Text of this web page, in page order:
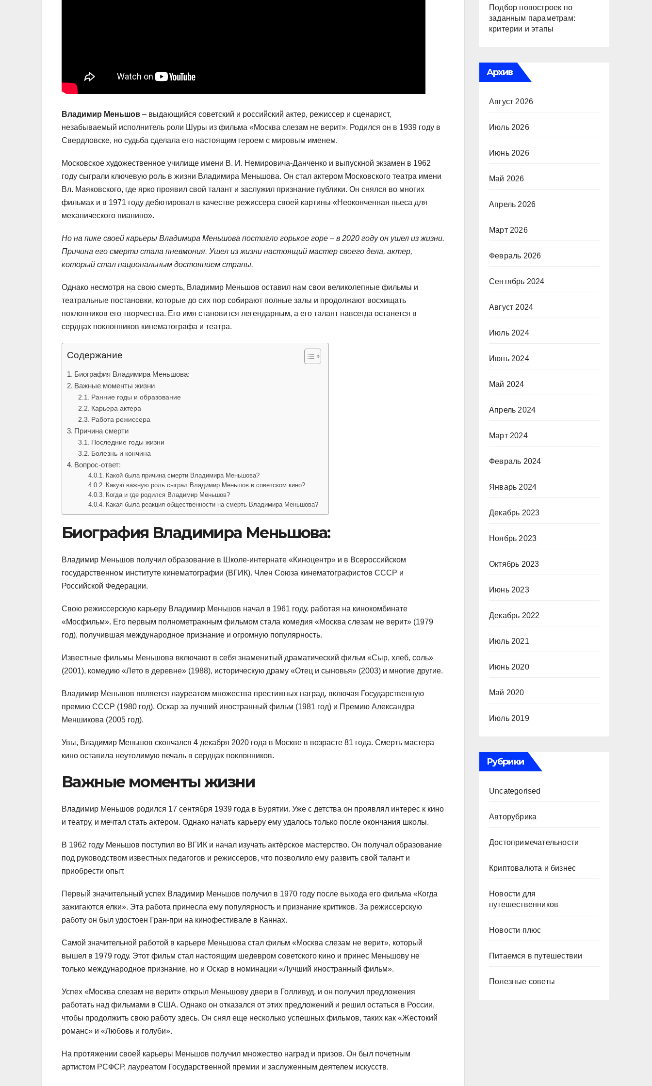
Владимир Меньшов – выдающийся советский и российский актер, режиссер и сценарист,
незабываемый исполнитель роли Шуры из фильма «Москва слезам не верит». Родился он в 1939 году в
Свердловске, но судьба сделала его настоящим героем с мировым именем.
Московское художественное училище имени В. И. Немировича-Данченко и выпускной экзамен в 1962
году сыграли ключевую роль в жизни Владимира Меньшова. Он стал актером Московского театра имени
Вл. Маяковского, где ярко проявил свой талант и заслужил признание публики. Он снялся во многих
фильмах и в 1971 году дебютировал в качестве режиссера своей картины «Неоконченная пьеса для
механического пианино».
Но на пике своей карьеры Владимира Меньшова постигло горькое горе – в 2020 году он ушел из жизни.
Причина его смерти стала пневмония. Ушел из жизни настоящий мастер своего дела, актер,
который стал национальным достоянием страны.
Однако несмотря на свою смерть, Владимир Меньшов оставил нам свои великолепные фильмы и
театральные постановки, которые до сих пор собирают полные залы и продолжают восхищать
поклонников его творчества. Его имя становится легендарным, а его талант навсегда останется в
сердцах поклонников кинематографа и театра.
Содержание
Биография Владимира Меньшова:
Важные моменты жизни
Ранние годы и образование
Карьера актера
Работа режиссера
Причина смерти
Последние годы жизни
Болезнь и кончина
Вопрос-ответ:
Какой была причина смерти Владимира Меньшова?
Какую важную роль сыграл Владимир Меньшов в советском кино?
Когда и где родился Владимир Меньшов?
Какая была реакция общественности на смерть Владимира Меньшова?
Биография Владимира Меньшова:
Владимир Меньшов получил образование в Школе-интернате «Киноцентр» и в Всероссийском
государственном институте кинематографии (ВГИК). Член Союза кинематографистов СССР и
Российской Федерации.
Свою режиссерскую карьеру Владимир Меньшов начал в 1961 году, работая на кинокомбинате
«Мосфильм». Его первым полнометражным фильмом стала комедия «Москва слезам не верит» (1979
год), получившая международное признание и огромную популярность.
Известные фильмы Меньшова включают в себя знаменитый драматический фильм «Сыр, хлеб, соль»
(2001), комедию «Лето в деревне» (1988), историческую драму «Отец и сыновья» (2003) и многие другие.
Владимир Меньшов является лауреатом множества престижных наград, включая Государственную
премию СССР (1980 год), Оскар за лучший иностранный фильм (1981 год) и Премию Александра
Меншикова (2005 год).
Увы, Владимир Меньшов скончался 4 декабря 2020 года в Москве в возрасте 81 года. Смерть мастера
кино оставила неутолимую печаль в сердцах поклонников.
Важные моменты жизни
Владимир Меньшов родился 17 сентября 1939 года в Бурятии. Уже с детства он проявлял интерес к кино
и театру, и мечтал стать актером. Однако начать карьеру ему удалось только после окончания школы.
В 1962 году Меньшов поступил во ВГИК и начал изучать актёрское мастерство. Он получал образование
под руководством известных педагогов и режиссеров, что позволило ему развить свой талант и
приобрести опыт.
Первый значительный успех Владимир Меньшов получил в 1970 году после выхода его фильма «Когда
зажигаются елки». Эта работа принесла ему популярность и признание критиков. За режиссерскую
работу он был удостоен Гран-при на кинофестивале в Каннах.
Самой значительной работой в карьере Меньшова стал фильм «Москва слезам не верит», который
вышел в 1979 году. Этот фильм стал настоящим шедевром советского кино и принес Меньшову не
только международное признание, но и Оскар в номинации «Лучший иностранный фильм».
Успех «Москва слезам не верит» открыл Меньшову двери в Голливуд, и он получил предложения
работать над фильмами в США. Однако он отказался от этих предложений и решил остаться в России,
чтобы продолжить свою работу здесь. Он снял еще несколько успешных фильмов, таких как «Жестокий
романс» и «Любовь и голуби».
На протяжении своей карьеры Меньшов получил множество наград и призов. Он был почетным
артистом РСФСР, лауреатом Государственной премии и заслуженным деятелем искусств.
Подбор новостроек по
заданным параметрам:
критерии и этапы
Архив
Август 2026
Июль 2026
Июнь 2026
Май 2026
Апрель 2026
Март 2026
Февраль 2026
Сентябрь 2024
Август 2024
Июль 2024
Июнь 2024
Май 2024
Апрель 2024
Март 2024
Февраль 2024
Январь 2024
Декабрь 2023
Ноябрь 2023
Октябрь 2023
Июнь 2023
Декабрь 2022
Июль 2021
Июнь 2020
Май 2020
Июль 2019
Рубрики
Uncategorised
Авторубрика
Достопримечательности
Криптовалюта и бизнес
Новости для
путешественников
Новости плюс
Питаемся в путешествии
Полезные советы